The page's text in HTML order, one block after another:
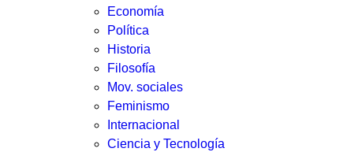
Economía
Política
Historia
Filosofía
Mov. sociales
Feminismo
Internacional
Ciencia y Tecnología